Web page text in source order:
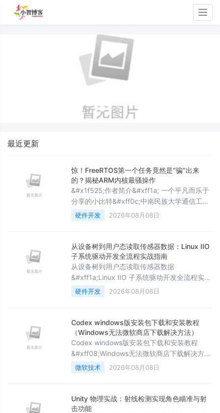
最近更新
惊！FreeRTOS第一个任务竟然是“骗”出来
的？揭秘ARM内核最骚操作
&#x1f525;作者简介&#xff1a; 一个平凡而乐于
分享的小比特&#xff0c;中南民族大学通信工程
专业研究生&#xff0c;研究方向无线联邦学习
&#x1f3ac;擅长领域&#xff1a;驱动开发
作者主页&#xff1a;一个平凡而乐于分享的小比
特的个人主页 ✨收录专栏&#xff1a;操作系统
&#xff0c;本专栏为讲解各操
硬件开发 2026年08月08日
从设备树到用户态读取传感器数据：Linux IIO
子系统驱动开发全流程实战指南
从设备树到用户态读取传感器数据
&#xff1a;Linux IIO 子系统驱动开发全流程实战
指南一、工业传感器驱动的&#34;碎片化
&#34;之痛&#xff1a;为何内核需要统一的传感
加速度计、陀螺仪、ADC、温度传感器、光传
感器——每种传感器在不同的 SoC 平台上都有
不同的驱动实现方式。在 IIO 子系统出现之前
&#xff0c;传感器驱动要么混在 m
硬件开发 2026年08月08日
Codex windows版安装包下载和安装教程
（Windows无法微软商店下载解决方法）
Codex windows版安装包下载和安装教程
&#xff08;Windows无法微软商店下载解决方法
&#xff09;关键词&#xff1a;Codex安装包、
Codex下载、Windows安装Codex、微软商店
近在折腾 GPT 官方推出的 Codex&#xff0c;准
备在 Windows 电脑上体验一下本地客户端。
微软技术 2026年08月08日
Unity 物理实战：射线检测实现角色瞄准与射
击功能